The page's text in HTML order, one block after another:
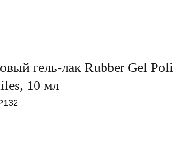
гель-лак Rubber Gel
10 мл